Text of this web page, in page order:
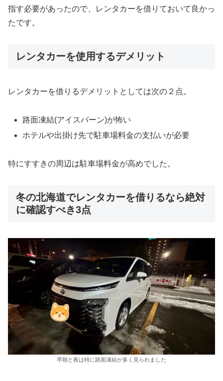
指す必要があったので、レンタカーを借りておいて良かっ
たです。
レンタカーを使用するデメリット
レンタカーを借りるデメリットとしては次の２点。
路面凍結(アイスバーン)が怖い
ホテルや出掛け先で駐車場料金の支払いが必要
特にすすきの周辺は駐車場料金が高めでした。
冬の北海道でレンタカーを借りるなら絶対
に確認すべき3点
早朝と夜は特に路面凍結が多く見られました